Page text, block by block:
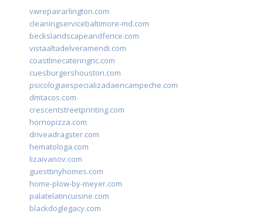
vwrepairarlington.com
cleaningservicebaltimore-md.com
beckslandscapeandfence.com
vistaaltadelveramendi.com
coastlinecateringnc.com
cuesburgershouston.com
psicologiaespecializadaencampeche.com
dmtacos.com
crescentstreetprinting.com
hornopizza.com
driveadragster.com
hematologa.com
lizaivanov.com
guesttinyhomes.com
home-plow-by-meyer.com
palatelatincuisine.com
blackdoglegacy.com